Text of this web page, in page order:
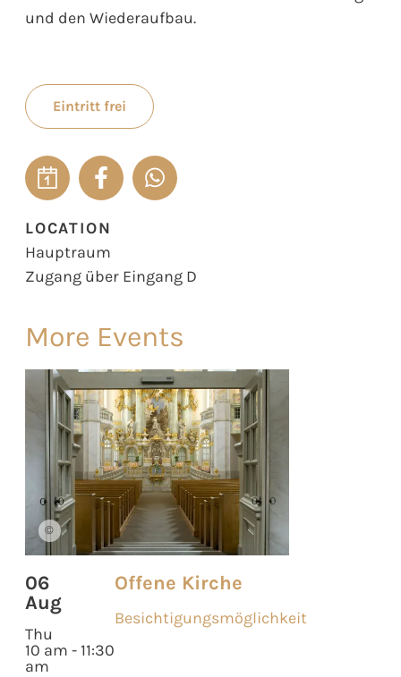
und den Wiederaufbau.
Eintritt frei
LOCATION
Hauptraum
Zugang über Eingang D
More Events
©
06
Aug
Thu
10 am - 11:30
am
Offene Kirche
Besichtigungsmöglichkeit